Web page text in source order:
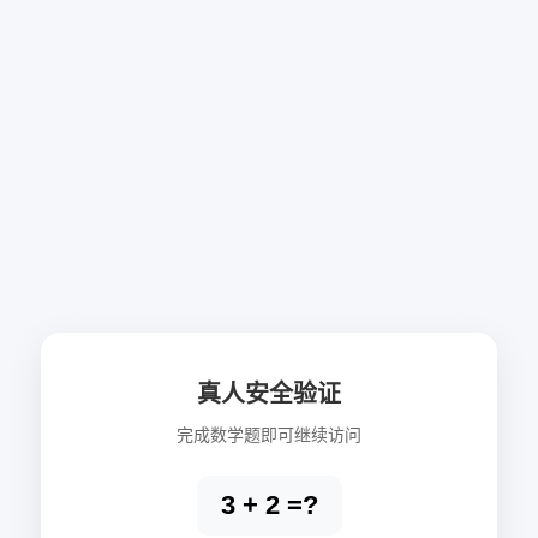
真人安全验证
完成数学题即可继续访问
3 + 2 =?